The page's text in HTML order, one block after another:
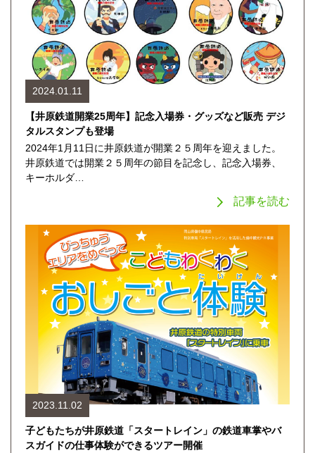
2024.01.11
【井原鉄道開業25周年】記念入場券・グッズなど販売 デジ
タルスタンプも登場
2024年1月11日に井原鉄道が開業２５周年を迎えました。
井原鉄道では開業２５周年の節目を記念し、記念入場券、
キーホルダ…
記事を読む
2023.11.02
子どもたちが井原鉄道「スタートレイン」の鉄道車掌やバ
スガイドの仕事体験ができるツアー開催